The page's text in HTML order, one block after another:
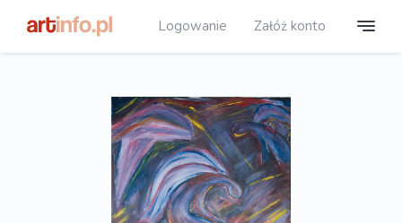
Logowanie Załóż konto